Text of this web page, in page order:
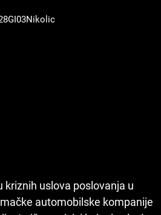
kriznih uslova poslovanja u
automobilske kompanije